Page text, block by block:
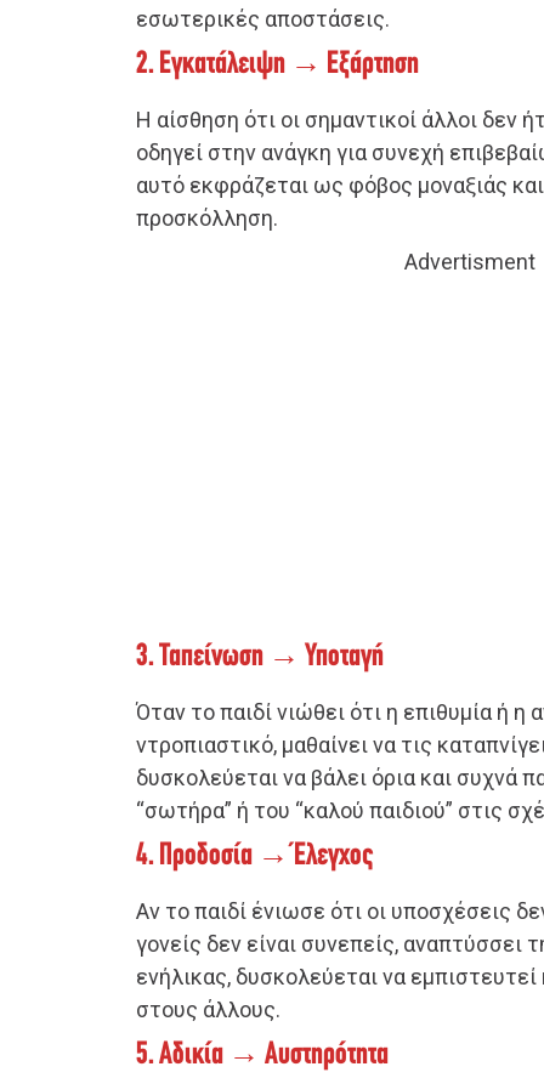
εσωτερικές αποστάσεις.
2. Εγκατάλειψη → Εξάρτηση
Η αίσθηση ότι οι σημαντικοί άλλοι δεν
οδηγεί στην ανάγκη για συνεχή
αυτό εκφράζεται ως φόβος μοναξιάς
προσκόλληση.
Advertisment
3. Ταπείνωση → Υποταγή
Όταν το παιδί νιώθει ότι η επιθυμία ή η
ντροπιαστικό, μαθαίνει να τις
δυσκολεύεται να βάλει όρια και συχνά
“σωτήρα” ή του “καλού παιδιού” στις
4. Προδοσία → Έλεγχος
Αν το παιδί ένιωσε ότι οι υποσχέσεις
γονείς δεν είναι συνεπείς, αναπτύσσει
ενήλικας, δυσκολεύεται να
στους άλλους.
5. Αδικία → Αυστηρότητα